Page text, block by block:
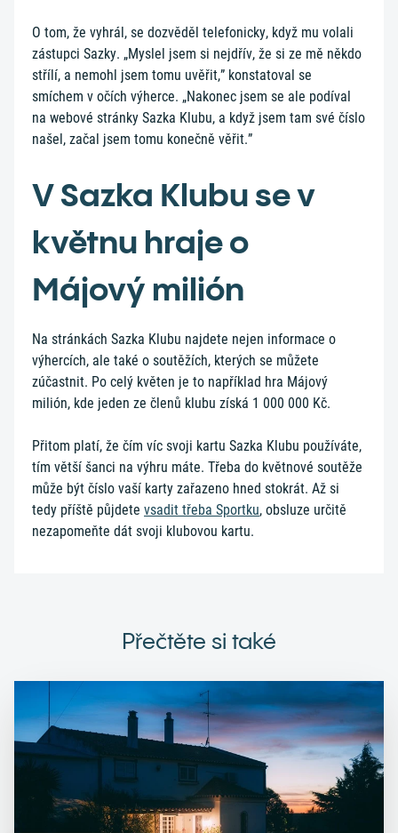
O tom, že vyhrál, se dozvěděl telefonicky, když mu volali
zástupci Sazky. „Myslel jsem si nejdřív, že si ze mě někdo
střílí, a nemohl jsem tomu uvěřit,” konstatoval se
smíchem v očích výherce. „Nakonec jsem se ale podíval
na webové stránky Sazka Klubu, a když jsem tam své číslo
našel, začal jsem tomu konečně věřit.”
V Sazka Klubu se v
květnu hraje o
Májový milión
Na stránkách Sazka Klubu najdete nejen informace o
výhercích, ale také o soutěžích, kterých se můžete
zúčastnit. Po celý květen je to například hra Májový
milión, kde jeden ze členů klubu získá 1 000 000 Kč.
Přitom platí, že čím víc svoji kartu Sazka Klubu používáte,
tím větší šanci na výhru máte. Třeba do květnové soutěže
může být číslo vaší karty zařazeno hned stokrát. Až si
tedy příště půjdete vsadit třeba Sportku, obsluze určitě
nezapomeňte dát svoji klubovou kartu.
Přečtěte si také